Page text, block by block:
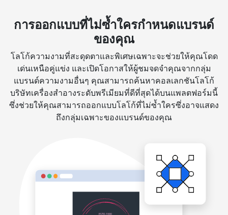
การออกแบบที่ไม่ซ้ำใครกำหนดแบรนด์
ของคุณ
โลโก้ความงามที่สะดุดตาและพิเศษเฉพาะจะช่วยให้คุณโดด
เด่นเหนือคู่แข่ง และเปิดโอกาสให้ผู้ชมจดจำคุณจากกลุ่ม
แบรนด์ความงามอื่นๆ คุณสามารถค้นหาคอลเลกชันโลโก้
บริษัทเครื่องสำอางระดับพรีเมียมที่ดีที่สุดได้บนแพลตฟอร์มนี้
ซึ่งช่วยให้คุณสามารถออกแบบโลโก้ที่ไม่ซ้ำใครซึ่งอาจแสดง
ถึงกลุ่มเฉพาะของแบรนด์ของคุณ